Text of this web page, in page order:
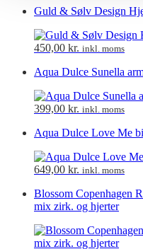
Guld & Sølv Design
450,00 kr. inkl. moms
Aqua Dulce Sunella
399,00 kr. inkl. moms
Aqua Dulce Love Me
649,00 kr. inkl. moms
Blossom Copenhagen
mix zirk. og hjerter